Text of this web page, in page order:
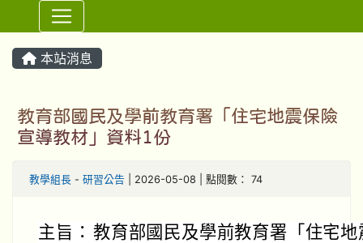
⏸
本站消息
教育部國民及學前教育署「住宅地震保險
宣導教材」資料1份
教學組長 - 研習公告 | 2026-05-08 | 點閱數： 74
主旨： 教育部國民及學前教育署「住宅